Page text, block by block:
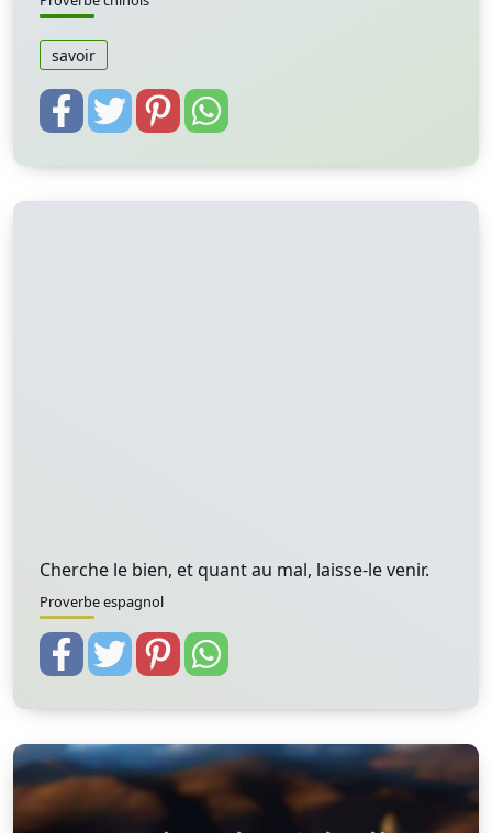
savoir
Cherche le bien, et quant au mal, laisse-le venir.
Proverbe espagnol